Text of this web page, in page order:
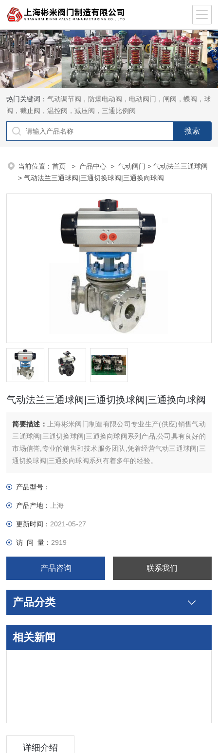
热门关键词：气动调节阀，防爆电动阀，电动阀门，闸阀，蝶阀，球
阀，截止阀，温控阀，减压阀，三通比例阀
当前位置：首页 > 产品中心 >气动阀门 >气动法兰三通球阀
> 气动法兰三通球阀|三通切换球阀|三通换向球阀
气动法兰三通球阀|三通切换球阀|三通换向球阀
简要描述：
上海彬米阀门制造有限公司专业生产(供应)销售气动
三通球阀|三通切换球阀|三通换向球阀系列产品,公司具有良好的
市场信誉,专业的销售和技术服务团队,凭着经营气动三通球阀|三
通切换球阀|三通换向球阀系列有着多年的经验。
产品型号：
产品产地： 上海
更新时间： 2021-05-27
访 问 量： 2919
产品咨询 联系我们
产品分类
相关新闻
详细介绍